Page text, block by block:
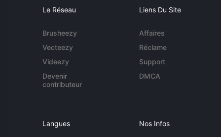
Le Réseau
Brusheezy
Vecteezy
Videezy
Devenir
contributeur
Liens Du Site
Affaires
Réclame
Support
DMCA
Langues Nos Infos